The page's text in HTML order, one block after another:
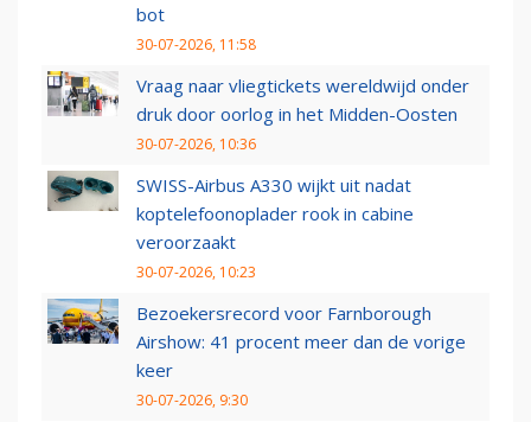
bot
30-07-2026, 11:58
Vraag naar vliegtickets wereldwijd onder
druk door oorlog in het Midden-Oosten
30-07-2026, 10:36
SWISS-Airbus A330 wijkt uit nadat
koptelefoonoplader rook in cabine
veroorzaakt
30-07-2026, 10:23
Bezoekersrecord voor Farnborough
Airshow: 41 procent meer dan de vorige
keer
30-07-2026, 9:30